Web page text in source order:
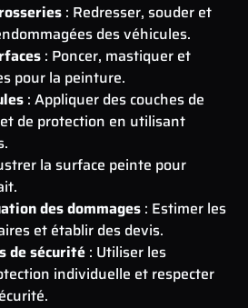
: Redresser, souder et
des véhicules.
: Poncer, mastiquer et
pour la peinture.
: Appliquer des couches de
de protection en utilisant
la surface peinte pour
des dommages : Estimer les
et établir des devis.
de sécurité : Utiliser les
individuelle et respecter